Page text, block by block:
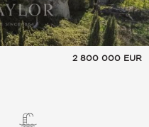
2 800 000 EUR